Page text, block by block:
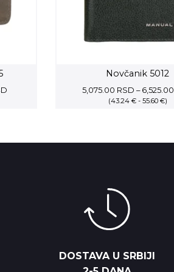
Novčanik 5012
5,075.00 RSD – 6,525.00
(43.24 € - 55.60 €)
DOSTAVA U SRBIJI